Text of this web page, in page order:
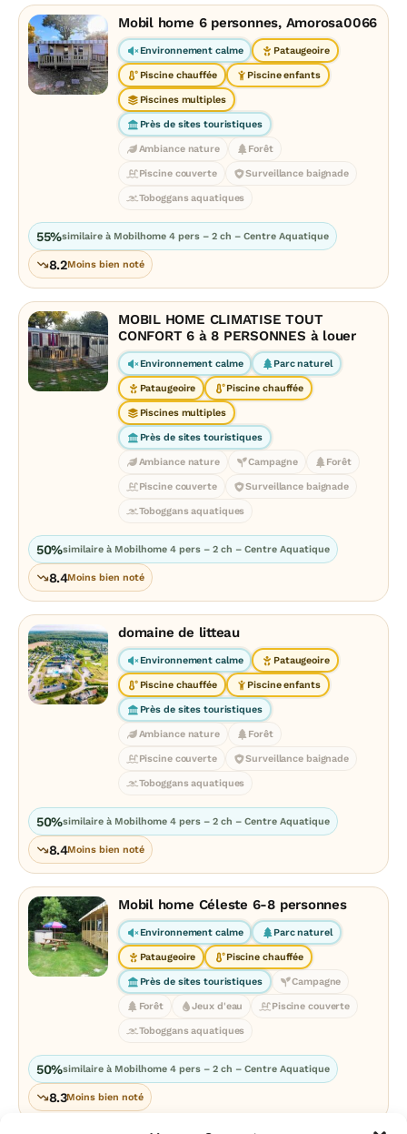
Mobil home 6 personnes, Amorosa0066
Environnement calme Pataugeoire
Piscine chauffée Piscine enfants
Piscines multiples
Près de sites touristiques
Ambiance nature Forêt
Piscine couverte Surveillance baignade
Toboggans aquatiques
55%similaire à Mobilhome 4 pers – 2 ch – Centre Aquatique
8.2Moins bien noté
MOBIL HOME CLIMATISE TOUT
CONFORT 6 à 8 PERSONNES à louer
Environnement calme Parc naturel
Pataugeoire Piscine chauffée
Piscines multiples
Près de sites touristiques
Ambiance nature Campagne Forêt
Piscine couverte Surveillance baignade
Toboggans aquatiques
50%similaire à Mobilhome 4 pers – 2 ch – Centre Aquatique
8.4Moins bien noté
domaine de litteau
Environnement calme Pataugeoire
Piscine chauffée Piscine enfants
Près de sites touristiques
Ambiance nature Forêt
Piscine couverte Surveillance baignade
Toboggans aquatiques
50%similaire à Mobilhome 4 pers – 2 ch – Centre Aquatique
8.4Moins bien noté
Mobil home Céleste 6-8 personnes
Environnement calme Parc naturel
Pataugeoire Piscine chauffée
Près de sites touristiques Campagne
Forêt Jeux d'eau Piscine couverte
Toboggans aquatiques
50%similaire à Mobilhome 4 pers – 2 ch – Centre Aquatique
8.3Moins bien noté